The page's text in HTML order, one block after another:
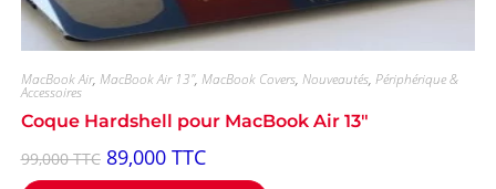
MacBook Air, MacBook Air 13", MacBook Covers, Nouveautés, Périphérique &
Accessoires
Coque Hardshell pour MacBook Air 13″
99,000TTC 89,000 TTC